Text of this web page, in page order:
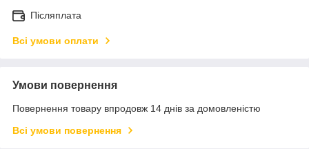
Післяплата
Всі умови оплати
Умови повернення
Повернення товару впродовж 14 днів за домовленістю
Всі умови повернення